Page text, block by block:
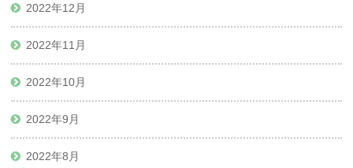
2022年12月
2022年11月
2022年10月
2022年9月
2022年8月